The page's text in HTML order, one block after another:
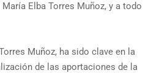
Elba Torres Muñoz, y a todo
Muñoz, ha sido clave en la
de las aportaciones de la